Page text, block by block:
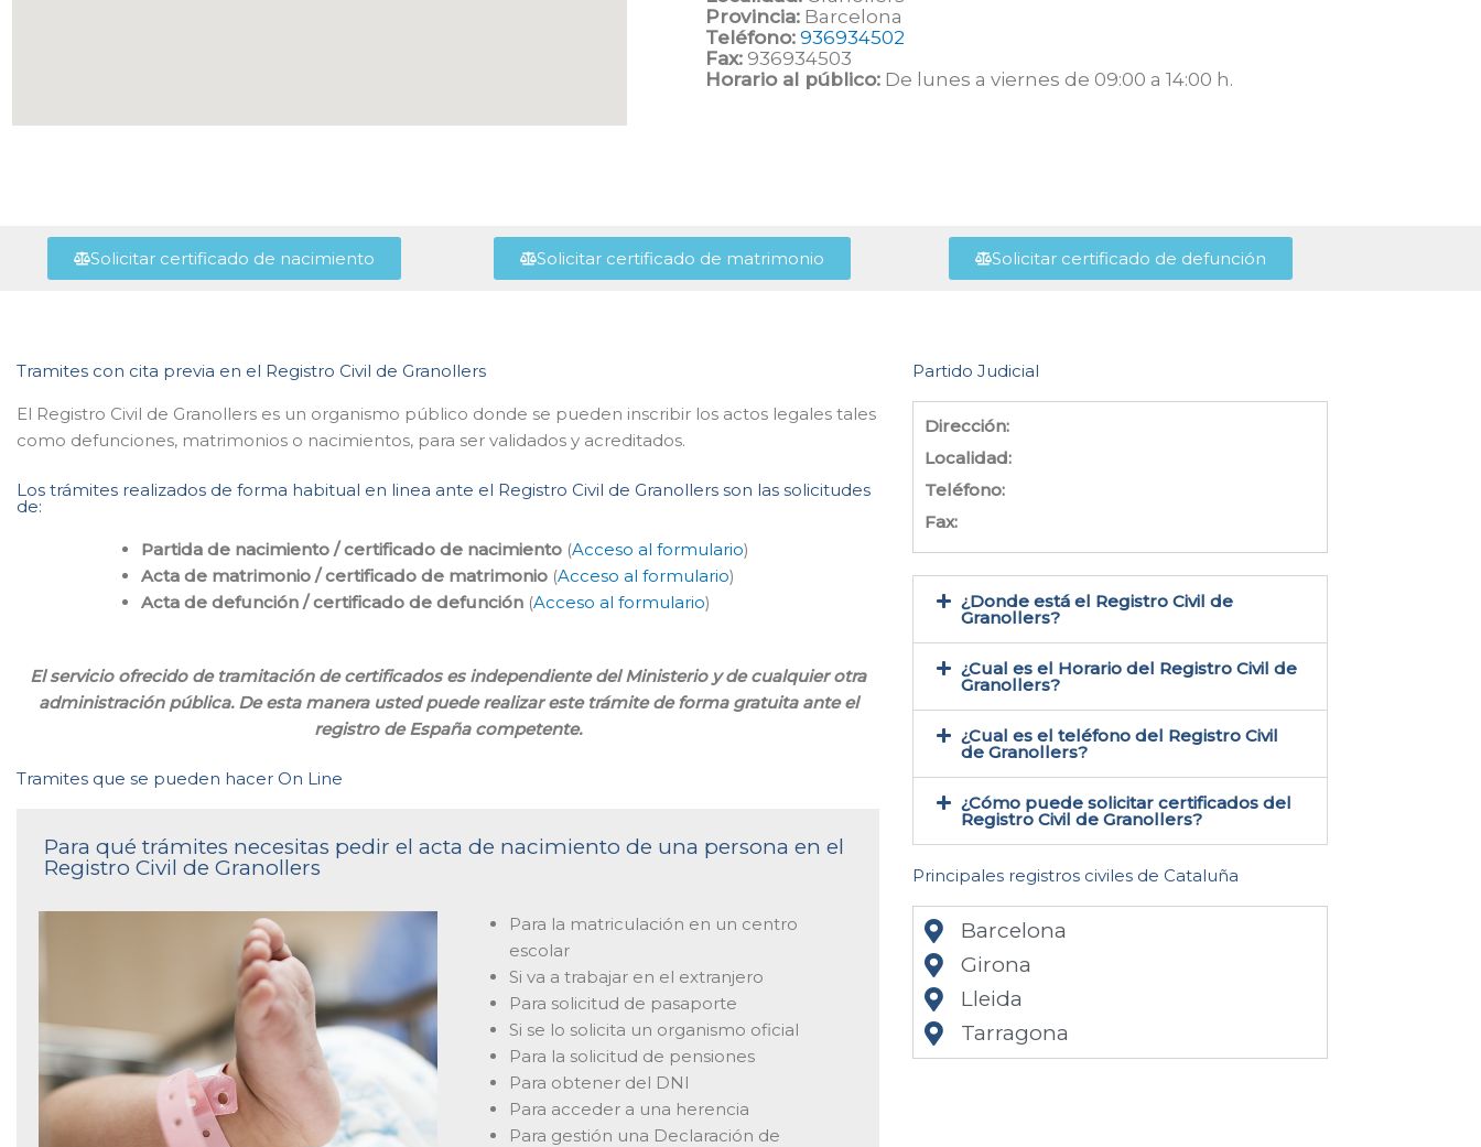
Provincia: Barcelona
Teléfono: 936934502
Fax: 936934503
Horario al público: De lunes a viernes de 09:00 a 14:00 h.
Solicitar certificado de nacimiento Solicitar certificado de matrimonio Solicitar certificado de defunción
Tramites con cita previa en el Registro Civil de Granollers
El Registro Civil de Granollers es un organismo público donde se pueden inscribir los actos legales tales
como defunciones, matrimonios o nacimientos, para ser validados y acreditados.
Los trámites realizados de forma habitual en linea ante el Registro Civil de Granollers son las solicitudes
de:
Partida de nacimiento / certificado de nacimiento(Acceso al formulario)
Acta de matrimonio / certificado de matrimonio(Acceso al formulario)
Acta de defunción / certificado de defunción(Acceso al formulario)
El servicio ofrecido de tramitación de certificados es independiente del Ministerio y de cualquier otra
administración pública. De esta manera usted puede realizar este trámite de forma gratuita ante el
registro de España competente.
Tramites que se pueden hacer On Line
Para qué trámites necesitas pedir el acta de nacimiento de una persona en el
Registro Civil de Granollers
Para la matriculación en un centro
escolar
Si va a trabajar en el extranjero
Para solicitud de pasaporte
Si se lo solicita un organismo oficial
Para la solicitud de pensiones
Para obtener del DNI
Para acceder a una herencia
Para gestión una Declaración de
Partido Judicial
Dirección:
Localidad:
Teléfono:
Fax:
¿Donde está el Registro Civil de
Granollers​?
¿Cual es el Horario del Registro Civil de
Granollers?
¿Cual es el teléfono del Registro Civil
de Granollers​?
¿Cómo puede solicitar certificados del
Registro Civil de Granollers​?
Principales registros civiles de Cataluña
Barcelona
Girona
Lleida
Tarragona